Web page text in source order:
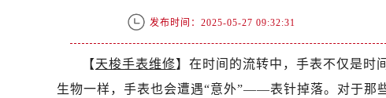
泰州市海陵区永定东路399号置地商务中
杭州市上城区钱江路1366号华润大厦写字
金华市金东区东市南街777号金华万达广
发布时间：2025-05-27 09:32:31
【天梭手表维修】在时间的流转中，手表不仅是时
生物一样，手表也会遭遇“意外”——表针掉落。对于那